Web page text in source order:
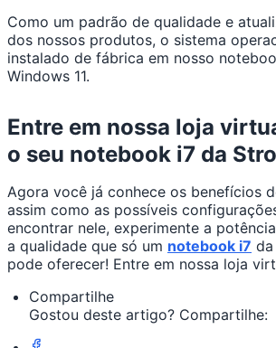
Como um padrão de qualidade e
dos nossos produtos, o sistema
instalado de fábrica em nosso
Windows 11.
Entre em nossa loja
o seu notebook i7 da
Agora você já conhece os benefícios
assim como as possíveis
encontrar nele, experimente a
a qualidade que só um notebook i7
pode oferecer! Entre em nossa loja
Compartilhe
Gostou deste artigo? Compartilhe: